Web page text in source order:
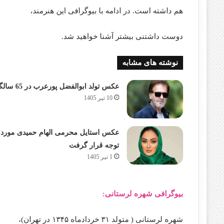
هم داشته است. در ادامه با بیوگرافی این هنرمند،
دوست داشتنی بیشتر آشنا خواهید شد.
نوشته های مشابه
عکس تولد ابوالفضل پورعرب در 65 سالگی
10 تیر 1405
عکس استایل محرمی الهام حمیدی مورد
توجه قرار گرفت
1 تیر 1405
بیوگرافی شهره لرستانی:
شهره لرستانی ( متولد ۳۱ خردادماه ۱۳۴۵ در تهران)،